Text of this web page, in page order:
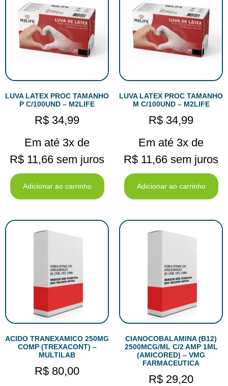
LUVA LATEX PROC TAMANHO
P C/100UND – M2LIFE
R$ 34,99
Em até 3x de
R$ 11,66 sem juros
Adicionar ao carrinho
LUVA LATEX PROC TAMANHO
M C/100UND – M2LIFE
R$ 34,99
Em até 3x de
R$ 11,66 sem juros
Adicionar ao carrinho
ACIDO TRANEXAMICO 250MG
COMP (TREXACONT) –
MULTILAB
R$ 80,00
CIANOCOBALAMINA (B12)
2500MCG/ML C/2 AMP 1ML
(AMICORED) – VMG
FARMACEUTICA
R$ 29,20